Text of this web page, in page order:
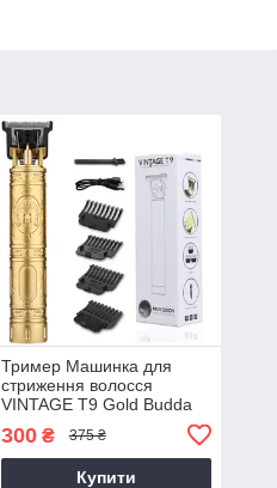
Тример Машинка для
стриження волосся
VINTAGE Т9 Gold Budda
300₴ 375 ₴
Купити